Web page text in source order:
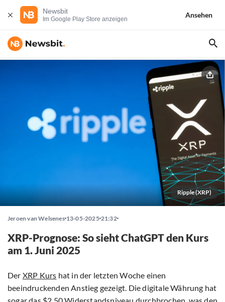
Newsbit
Im Google Play Store anzeigen
Ansehen
Ripple (XRP)
Jeroen van Welsenes 13-05-2025 21:32
XRP-Prognose: So sieht ChatGPT den Kurs
am 1. Juni 2025
Der XRP Kurs hat in der letzten Woche einen
beeindruckenden Anstieg gezeigt. Die digitale Währung hat